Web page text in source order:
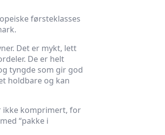
førsteklasses
Det er mykt, lett
De er helt
tyngde som gir god
holdbare og kan
ikke komprimert, for
“pakke i